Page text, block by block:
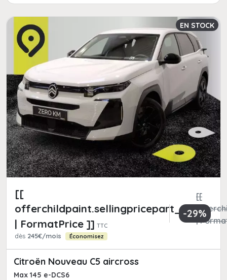
EN STOCK
[[
offerchildpaint.sellingpricepart_ttc
| FormatPrice ]] TTC
[[
|
dès 245€/mois Économisez
-29%
Citroën Nouveau C5 aircross
Max 145 e-DCS6